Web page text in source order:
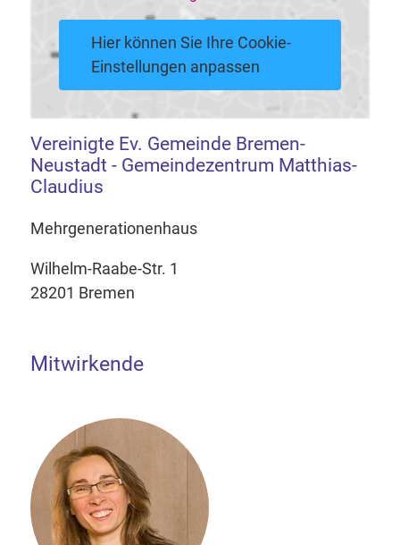
Hier können Sie Ihre Cookie-
Einstellungen anpassen
Vereinigte Ev. Gemeinde Bremen-
Neustadt - Gemeindezentrum Matthias-
Claudius
Mehrgenerationenhaus
Wilhelm-Raabe-Str. 1
28201 Bremen
Mitwirkende